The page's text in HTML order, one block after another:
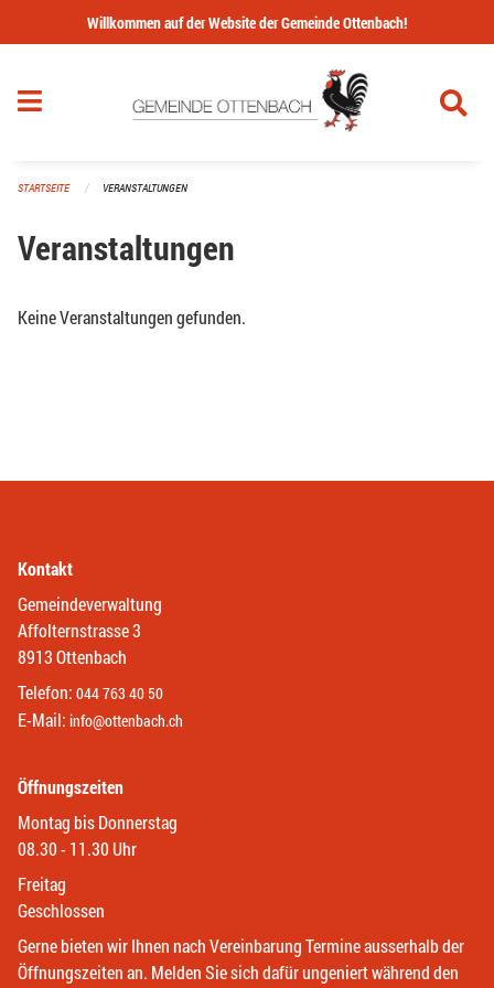
Navigation überspringen
Willkommen auf der Website der Gemeinde Ottenbach!
STARTSEITE VERANSTALTUNGEN
Veranstaltungen
Keine Veranstaltungen gefunden.
Kontakt
Gemeindeverwaltung
Affolternstrasse 3
8913 Ottenbach
Telefon: 044 763 40 50
E-Mail: info@ottenbach.ch
Öffnungszeiten
Montag bis Donnerstag
08.30 - 11.30 Uhr
Freitag
Geschlossen
Gerne bieten wir Ihnen nach Vereinbarung Termine ausserhalb der
Öffnungszeiten an. Melden Sie sich dafür ungeniert während den